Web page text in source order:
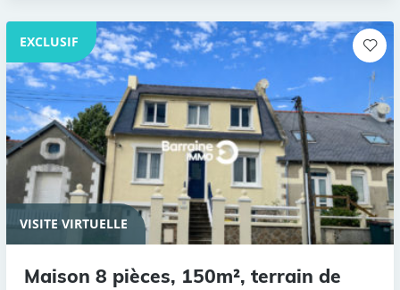
EXCLUSIF
VISITE VIRTUELLE
Maison 8 pièces, 150m², terrain de